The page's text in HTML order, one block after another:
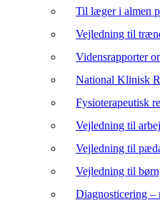
Til læger i almen
Vejledning til
Vidensrapporter
National Klinisk
Fysioterapeutisk
Vejledning til
Vejledning til
Vejledning til
Diagnosticering –